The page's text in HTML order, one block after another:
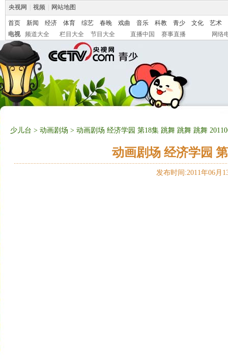
央视网 视频 网站地图
首页 新闻 经济 体育 综艺 春晚 戏曲 音乐 科教 青少 文化
艺术
电视
频道大全 栏目大全 节目大全 直播中国 赛事直播 网络
少儿台 > 动画剧场 > 动画剧场 经济学园 第18集 跳舞 跳舞 跳舞
动画剧场 经济学园
发布时间:2011年06月